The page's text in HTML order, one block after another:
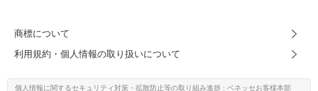
商標について
利用規約・個人情報の取り扱いについて
個人情報に関するセキュリティ対策・ 拡散防止等の取り組み進捗 : ベネッセお客様本部